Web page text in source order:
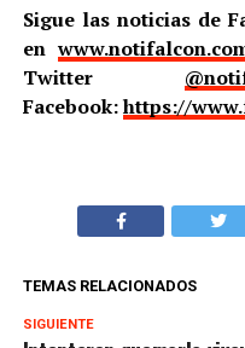
Sigue las noticias de
en
Twitter
Facebook:https://
TEMAS RELACIONADOS
SIGUIENTE